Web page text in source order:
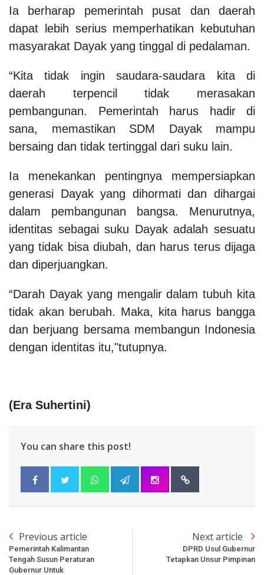
Ia berharap pemerintah pusat dan daerah
dapat lebih serius memperhatikan kebutuhan
masyarakat Dayak yang tinggal di pedalaman.
“Kita tidak ingin saudara-saudara kita di
daerah terpencil tidak merasakan
pembangunan. Pemerintah harus hadir di
sana, memastikan SDM Dayak mampu
bersaing dan tidak tertinggal dari suku lain.
Ia menekankan pentingnya mempersiapkan
generasi Dayak yang dihormati dan dihargai
dalam pembangunan bangsa. Menurutnya,
identitas sebagai suku Dayak adalah sesuatu
yang tidak bisa diubah, dan harus terus dijaga
dan diperjuangkan.
“Darah Dayak yang mengalir dalam tubuh kita
tidak akan berubah. Maka, kita harus bangga
dan berjuang bersama membangun Indonesia
dengan identitas itu,"tutupnya.
(Era Suhertini)
You can share this post!
Previous article
Pemerintah Kalimantan
Tengah Susun Peraturan
Gubernur Untuk
Next article
DPRD Usul Gubernur
Tetapkan Unsur Pimpinan